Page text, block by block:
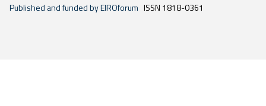
Published and funded by EIROforum ISSN 1818-0361